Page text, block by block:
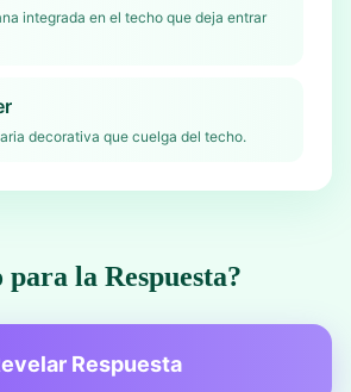
integrada en el techo que deja entrar
decorativa que cuelga del techo.
para la Respuesta?
Respuesta